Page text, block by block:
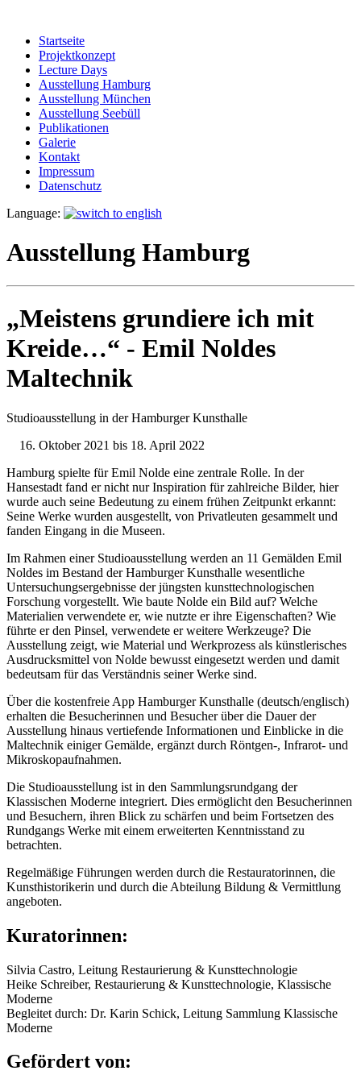
Startseite
Projektkonzept
Lecture Days
Ausstellung Hamburg
Ausstellung München
Ausstellung Seebüll
Publikationen
Galerie
Kontakt
Impressum
Datenschutz
Language:
Ausstellung Hamburg
„Meistens grundiere ich mit
Kreide…“ - Emil Noldes
Maltechnik
Studioausstellung in der Hamburger Kunsthalle
Oktober 2021 bis 18. April 2022
Hamburg spielte für Emil Nolde eine zentrale Rolle. In der
Hansestadt fand er nicht nur Inspiration für zahlreiche Bilder, hier
wurde auch seine Bedeutung zu einem frühen Zeitpunkt erkannt:
Seine Werke wurden ausgestellt, von Privatleuten gesammelt und
fanden Eingang in die Museen.
Im Rahmen einer Studioausstellung werden an 11 Gemälden Emil
Noldes im Bestand der Hamburger Kunsthalle wesentliche
Untersuchungsergebnisse der jüngsten kunsttechnologischen
Forschung vorgestellt. Wie baute Nolde ein Bild auf? Welche
Materialien verwendete er, wie nutzte er ihre Eigenschaften? Wie
führte er den Pinsel, verwendete er weitere Werkzeuge? Die
Ausstellung zeigt, wie Material und Werkprozess als künstlerisches
Ausdrucksmittel von Nolde bewusst eingesetzt werden und damit
bedeutsam für das Verständnis seiner Werke sind.
Über die kostenfreie App Hamburger Kunsthalle (deutsch/englisch)
erhalten die Besucherinnen und Besucher über die Dauer der
Ausstellung hinaus vertiefende Informationen und Einblicke in die
Maltechnik einiger Gemälde, ergänzt durch Röntgen-, Infrarot- und
Mikroskopaufnahmen.
Die Studioausstellung ist in den Sammlungsrundgang der
Klassischen Moderne integriert. Dies ermöglicht den Besucherinnen
und Besuchern, ihren Blick zu schärfen und beim Fortsetzen des
Rundgangs Werke mit einem erweiterten Kenntnisstand zu
betrachten.
Regelmäßige Führungen werden durch die Restauratorinnen, die
Kunsthistorikerin und durch die Abteilung Bildung & Vermittlung
angeboten.
Kuratorinnen:
Silvia Castro, Leitung Restaurierung & Kunsttechnologie
Heike Schreiber, Restaurierung & Kunsttechnologie, Klassische
Moderne
Begleitet durch: Dr. Karin Schick, Leitung Sammlung Klassische
Moderne
Gefördert von: